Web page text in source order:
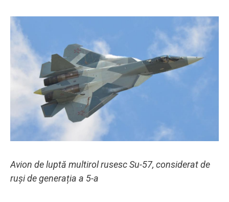
Avion de luptă multirol rusesc Su-57, considerat de
ruși de generația a 5-a